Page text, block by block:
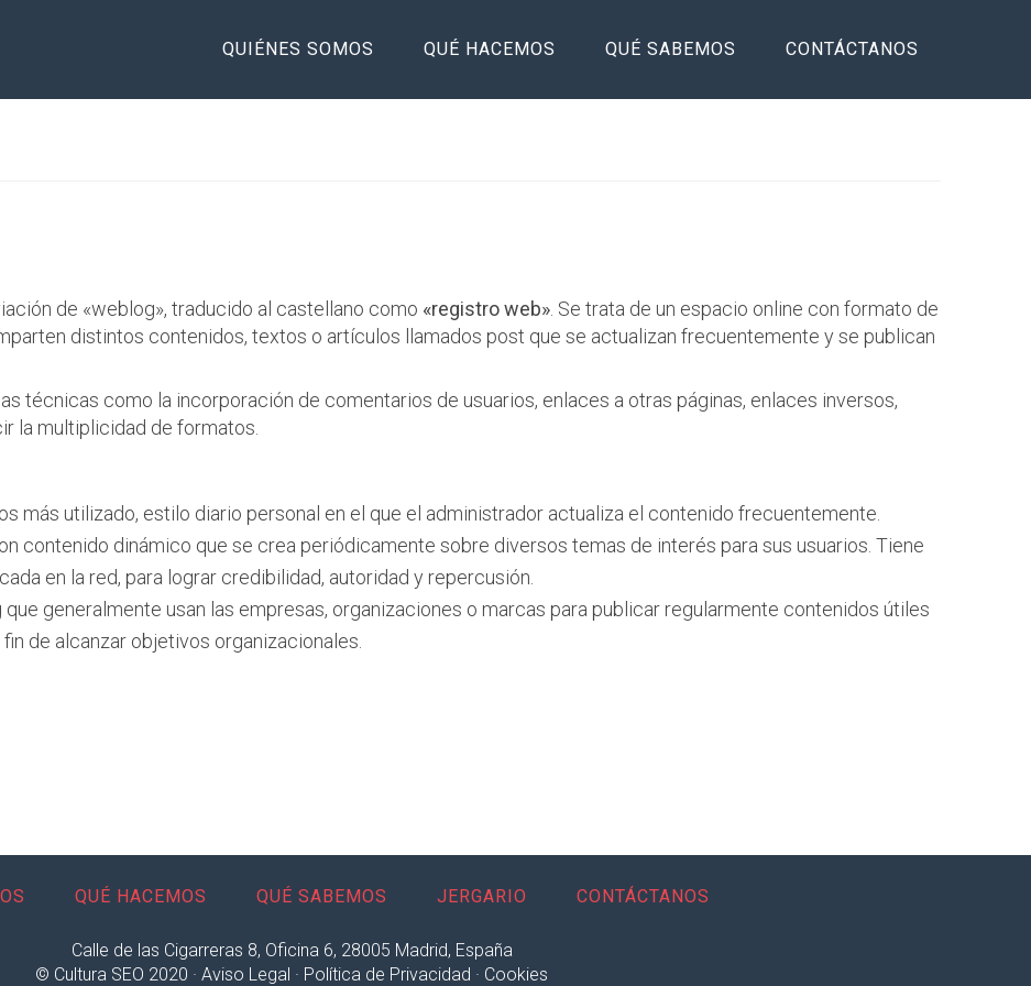
QUIÉNES SOMOS QUÉ HACEMOS QUÉ SABEMOS CONTÁCTANOS
de «weblog», traducido al castellano como «registro web» . Se trata de un espacio online con formato de
distintos contenidos, textos o artículos llamados post que se actualizan frecuentemente y se publican
técnicas como la incorporación de comentarios de usuarios, enlaces a otras páginas, enlaces inversos,
la multiplicidad de formatos.
más utilizado, estilo diario personal en el que el administrador actualiza el contenido frecuentemente.
contenido dinámico que se crea periódicamente sobre diversos temas de interés para sus usuarios. Tiene
en la red, para lograr credibilidad, autoridad y repercusión.
generalmente usan las empresas, organizaciones o marcas para publicar regularmente contenidos útiles
de alcanzar objetivos organizacionales.
QUÉ HACEMOS QUÉ SABEMOS JERGARIO CONTÁCTANOS
Calle de las Cigarreras 8, Oficina 6, 28005 Madrid, España
© Cultura SEO 2020 · Aviso Legal · Política de Privacidad · Cookies